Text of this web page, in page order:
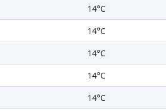
14°C
14°C
14°C
14°C
14°C